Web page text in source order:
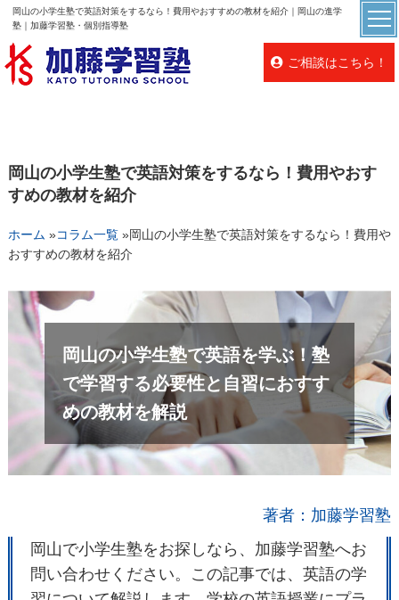
岡山の小学生塾で英語対策をするなら！費用やおすすめの教材を紹介｜岡山の進学
塾｜加藤学習塾・個別指導塾
ご相談はこちら！
岡山の小学生塾で英語対策をするなら！費用やおす
すめの教材を紹介
ホーム »コラム一覧»岡山の小学生塾で英語対策をするなら！費用や
おすすめの教材を紹介
岡山の小学生塾で英語を学ぶ！塾
で学習する必要性と自習におすす
めの教材を解説
著者：加藤学習塾
岡山で小学生塾をお探しなら、加藤学習塾へお
問い合わせください。この記事では、英語の学